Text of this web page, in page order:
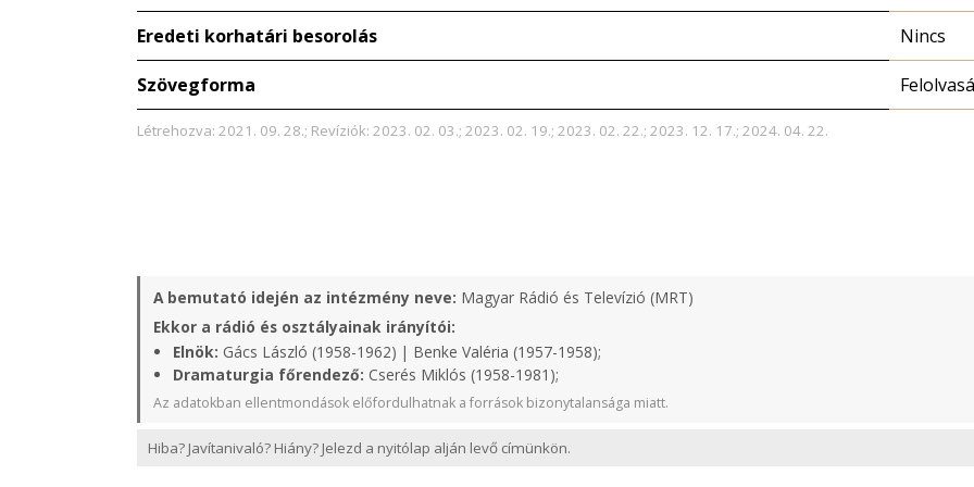
Eredeti korhatári besorolás Nincs
Szövegforma
Létrehozva: 2021. 09. 28.; Revíziók: 2023. 02. 03.; 2023. 02. 19.; 2023. 02. 22.; 2023. 12. 17.; 2024. 04. 22.
A bemutató idején az intézmény neve: Magyar Rádió és Televízió (MRT)
Ekkor a rádió és osztályainak irányítói:
Elnök: Gács László (1958-1962) | Benke Valéria (1957-1958);
Dramaturgia főrendező: Cserés Miklós (1958-1981);
Az adatokban ellentmondások előfordulhatnak a források bizonytalansága miatt.
Hiba? Javítanivaló? Hiány? Jelezd a nyitólap alján levő címünkön.